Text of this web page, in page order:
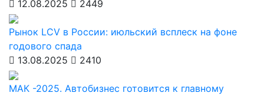
12.08.2025
2449
Рынок LCV в России: июльский всплеск на фоне
годового спада
13.08.2025
2410
МАК -2025. Автобизнес готовится к главному